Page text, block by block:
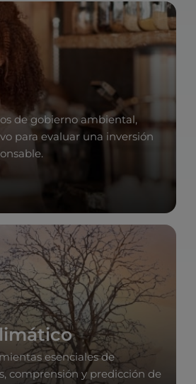
de gobierno ambiental,
para evaluar una inversión
esenciales de
comprensión y predicción de